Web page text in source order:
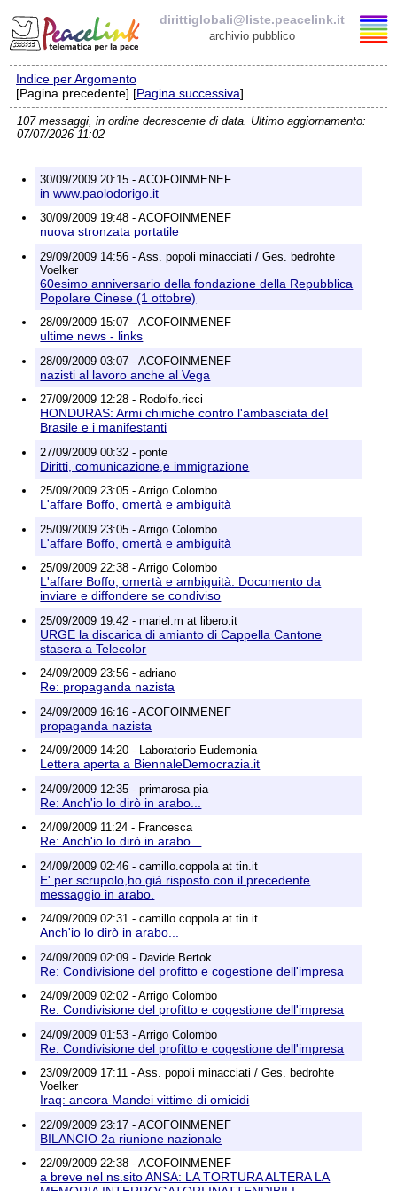
dirittiglobali@liste.peacelink.it
archivio pubblico
Elenco delle liste
dirittiglobali@liste.peacelink.it
Richieste di rimozione
Indice per Argomento
[Pagina precedente] [Pagina successiva]
107 messaggi, in ordine decrescente di data. Ultimo aggiornamento:
07/07/2026 11:02
30/09/2009 20:15 - ACOFOINMENEF
in www.paolodorigo.it
30/09/2009 19:48 - ACOFOINMENEF
nuova stronzata portatile
29/09/2009 14:56 - Ass. popoli minacciati / Ges. bedrohte
Voelker
60esimo anniversario della fondazione della Repubblica
Popolare Cinese (1 ottobre)
28/09/2009 15:07 - ACOFOINMENEF
ultime news - links
28/09/2009 03:07 - ACOFOINMENEF
nazisti al lavoro anche al Vega
27/09/2009 12:28 - Rodolfo.ricci
HONDURAS: Armi chimiche contro l'ambasciata del
Brasile e i manifestanti
27/09/2009 00:32 - ponte
Diritti, comunicazione,e immigrazione
25/09/2009 23:05 - Arrigo Colombo
L'affare Boffo, omertà e ambiguità
25/09/2009 23:05 - Arrigo Colombo
L'affare Boffo, omertà e ambiguità
25/09/2009 22:38 - Arrigo Colombo
L'affare Boffo, omertà e ambiguità. Documento da
inviare e diffondere se condiviso
25/09/2009 19:42 - mariel.m at libero.it
URGE la discarica di amianto di Cappella Cantone
stasera a Telecolor
24/09/2009 23:56 - adriano
Re: propaganda nazista
24/09/2009 16:16 - ACOFOINMENEF
propaganda nazista
24/09/2009 14:20 - Laboratorio Eudemonia
Lettera aperta a BiennaleDemocrazia.it
24/09/2009 12:35 - primarosa pia
Re: Anch'io lo dirò in arabo...
24/09/2009 11:24 - Francesca
Re: Anch'io lo dirò in arabo...
24/09/2009 02:46 - camillo.coppola at tin.it
E' per scrupolo,ho già risposto con il precedente
messaggio in arabo.
24/09/2009 02:31 - camillo.coppola at tin.it
Anch'io lo dirò in arabo...
24/09/2009 02:09 - Davide Bertok
Re: Condivisione del profitto e cogestione dell'impresa
24/09/2009 02:02 - Arrigo Colombo
Re: Condivisione del profitto e cogestione dell'impresa
24/09/2009 01:53 - Arrigo Colombo
Re: Condivisione del profitto e cogestione dell'impresa
23/09/2009 17:11 - Ass. popoli minacciati / Ges. bedrohte
Voelker
Iraq: ancora Mandei vittime di omicidi
22/09/2009 23:17 - ACOFOINMENEF
BILANCIO 2a riunione nazionale
22/09/2009 22:38 - ACOFOINMENEF
a breve nel ns.sito ANSA: LA TORTURA ALTERA LA